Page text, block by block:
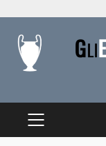
content
PRIMARY